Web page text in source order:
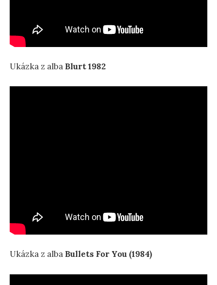
Ukázka z alba Blurt 1982
Ukázka z alba Bullets For You (1984)